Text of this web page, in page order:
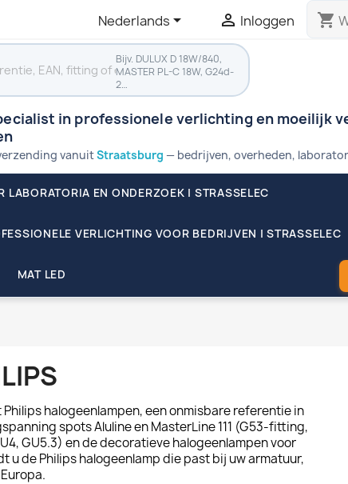
Nederlands  Inloggen shopping_cart
Bijv. DULUX D 18W/840,
MASTER PL-C 18W, G24d-
2…
in professionele verlichting en moeilijk
vanuitStraatsburg — bedrijven, overheden,
LABORATORIA EN ONDERZOEK | STRASSELEC
VERLICHTING VOOR BEDRIJVEN | STRASSELEC
MAT LED
Philipshalogeenlampen, een onmisbare referentie in
spotsAlulineenMasterLine 111 (G53-fitting,
GU5.3) en de decoratieve halogeenlampen voor
de Philips halogeenlamp die past bij uw armatuur,